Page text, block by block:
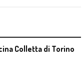
Colletta di Torino